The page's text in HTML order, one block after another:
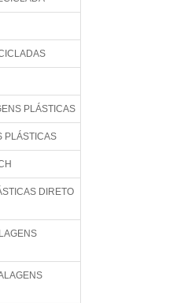
PLÁSTICAS
PLÁSTICAS
DIRETO